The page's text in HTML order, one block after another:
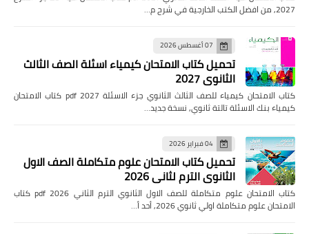
2027, من افضل الكتب الخارجية في شرح م…
07 أغسطس 2026
تحميل كتاب الامتحان كيمياء اسئلة الصف الثالث
الثانوي 2027
كتاب الامتحان كيمياء للصف الثالث الثانوي جزء الاسئلة pdf 2027 كتاب الامتحان
كيمياء بنك الاسئلة تالتة ثانوي, نسخة جديد…
04 فبراير 2026
تحميل كتاب الامتحان علوم متكاملة الصف الاول
الثانوي الترم لثاني 2026
كتاب الامتحان علوم متكاملة للصف الاول الثانوي الترم الثاني pdf 2026 كتاب
الامتحان علوم متكاملة اولي ثانوي 2026, أحد أ…